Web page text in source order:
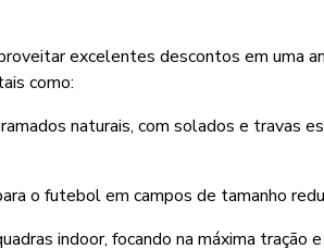
excelentes descontos em uma
como:
naturais, com solados e travas
o futebol em campos de tamanho
indoor, focando na máxima tração